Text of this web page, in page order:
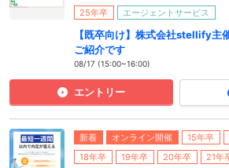
25年卒
エージェントサービス
【既卒向け】株式会社stellify
ご紹介です
08/17 (15:00~16:00)
エントリー
新着 オンライン開催 15年卒
18年卒
19年卒 20年卒 21年